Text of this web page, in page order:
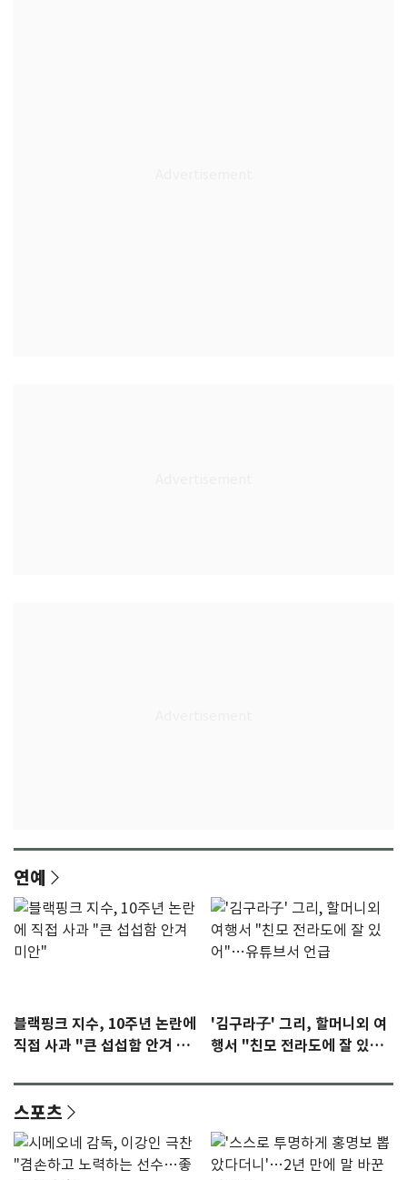
연예
블랙핑크 지수, 10주년 논란에
직접 사과 "큰 섭섭함 안겨 미
'김구라子' 그리, 할머니외 여
행서 "친모 전라도에 잘 있
스포츠